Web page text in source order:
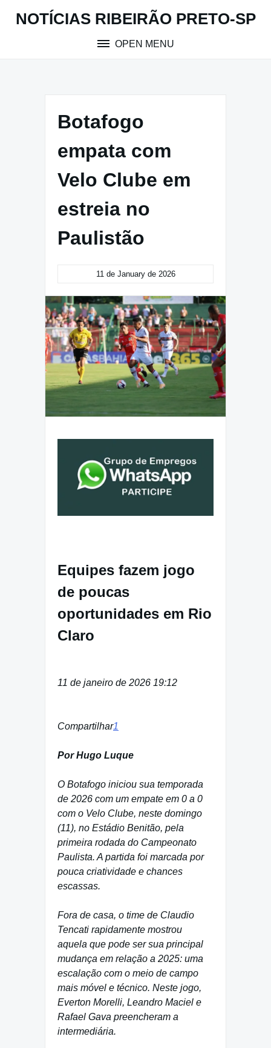
NOTÍCIAS RIBEIRÃO PRETO-SP
OPEN MENU
Botafogo
empata com
Velo Clube em
estreia no
Paulistão
11 de January de 2026
Equipes fazem jogo
de poucas
oportunidades em Rio
Claro
11 de janeiro de 2026 19:12
Compartilhar1
Por Hugo Luque
O Botafogo iniciou sua temporada
de 2026 com um empate em 0 a 0
com o Velo Clube, neste domingo
(11), no Estádio Benitão, pela
primeira rodada do Campeonato
Paulista. A partida foi marcada por
pouca criatividade e chances
escassas.
Fora de casa, o time de Claudio
Tencati rapidamente mostrou
aquela que pode ser sua principal
mudança em relação a 2025: uma
escalação com o meio de campo
mais móvel e técnico. Neste jogo,
Everton Morelli, Leandro Maciel e
Rafael Gava preencheram a
intermediária.